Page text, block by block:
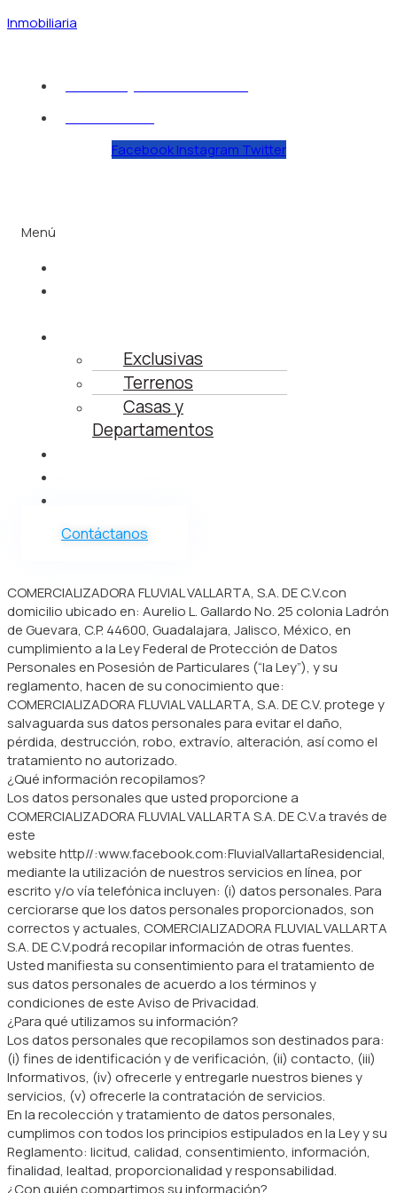
Inmobiliaria
Facebook Instagram Twitter
Menú
Exclusivas
Terrenos
Casas y
Departamentos
Contáctanos
COMERCIALIZADORA FLUVIAL VALLARTA, S.A. DE C.V.con
domicilio ubicado en: Aurelio L. Gallardo No. 25 colonia Ladrón
de Guevara, C.P. 44600, Guadalajara, Jalisco, México, en
cumplimiento a la Ley Federal de Protección de Datos
Personales en Posesión de Particulares (“la Ley”), y su
reglamento, hacen de su conocimiento que:
COMERCIALIZADORA FLUVIAL VALLARTA, S.A. DE C.V. protege y
salvaguarda sus datos personales para evitar el daño,
pérdida, destrucción, robo, extravío, alteración, así como el
tratamiento no autorizado.
¿Qué información recopilamos?
Los datos personales que usted proporcione a
COMERCIALIZADORA FLUVIAL VALLARTA S.A. DE C.V.a través de
este
website http//:www.facebook.com:FluvialVallartaResidencial,
mediante la utilización de nuestros servicios en línea, por
escrito y/o vía telefónica incluyen: (i) datos personales. Para
cerciorarse que los datos personales proporcionados, son
correctos y actuales, COMERCIALIZADORA FLUVIAL VALLARTA
S.A. DE C.V.podrá recopilar información de otras fuentes.
Usted manifiesta su consentimiento para el tratamiento de
sus datos personales de acuerdo a los términos y
condiciones de este Aviso de Privacidad.
¿Para qué utilizamos su información?
Los datos personales que recopilamos son destinados para:
(i) fines de identificación y de verificación, (ii) contacto, (iii)
Informativos, (iv) ofrecerle y entregarle nuestros bienes y
servicios, (v) ofrecerle la contratación de servicios.
En la recolección y tratamiento de datos personales,
cumplimos con todos los principios estipulados en la Ley y su
Reglamento: licitud, calidad, consentimiento, información,
finalidad, lealtad, proporcionalidad y responsabilidad.
¿Con quién compartimos su información?